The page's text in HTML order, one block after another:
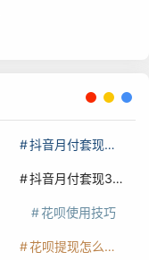
抖音月付套现怎么套
抖音月付套现30秒技巧
花呗使用技巧
花呗提现怎么操作